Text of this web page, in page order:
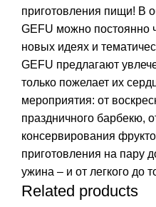
приготовления пищи! В
GEFU можно постоянно
новых идеях и
GEFU предлагают
только пожелает их
мероприятия: от
праздничного барбекю,
консервирования
приготовления на пару
ужина – и от легкого до
Related products